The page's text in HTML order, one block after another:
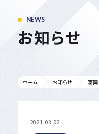
NEWS
お知らせ
ホーム お知らせ
2021.08.02